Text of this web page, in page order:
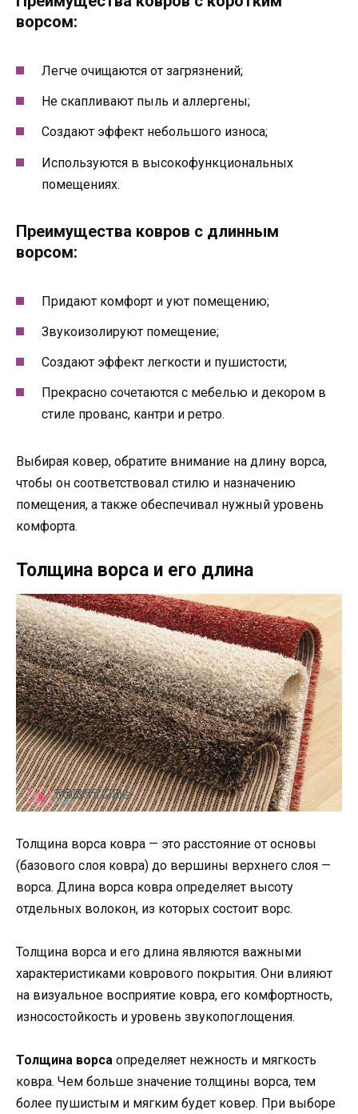
ворсом:
Легче очищаются от загрязнений;
Не скапливают пыль и аллергены;
Создают эффект небольшого износа;
Используются в высокофункциональных
помещениях.
Преимущества ковров с длинным
ворсом:
Придают комфорт и уют помещению;
Звукоизолируют помещение;
Создают эффект легкости и пушистости;
Прекрасно сочетаются с мебелью и декором в
стиле прованс, кантри и ретро.
Выбирая ковер, обратите внимание на длину ворса,
чтобы он соответствовал стилю и назначению
помещения, а также обеспечивал нужный уровень
комфорта.
Толщина ворса и его длина
Толщина ворса ковра — это расстояние от основы
(базового слоя ковра) до вершины верхнего слоя —
ворса. Длина ворса ковра определяет высоту
отдельных волокон, из которых состоит ворс.
Толщина ворса и его длина являются важными
характеристиками коврового покрытия. Они влияют
на визуальное восприятие ковра, его комфортность,
износостойкость и уровень звукопоглощения.
Толщина ворса определяет нежность и мягкость
ковра. Чем больше значение толщины ворса, тем
более пушистым и мягким будет ковер. При выборе